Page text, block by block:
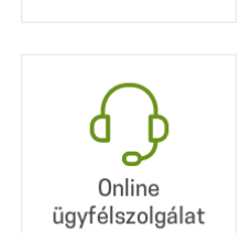
Online
ügyfélszolgálat
Online
ügyfélszolgálat